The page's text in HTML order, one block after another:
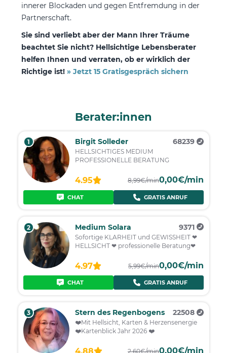
innerer Blockaden und gegen Entfremdung in der
Partnerschaft.
Sie sind verliebt aber der Mann Ihrer Träume
beachtet Sie nicht? Hellsichtige Lebensberater
helfen Ihnen und verraten, ob er wirklich der
Richtige ist! » Jetzt 15 Gratisgespräch sichern
Berater:innen
1 Birgit Solleder 68239
HELLSICHTIGES MEDIUM
PROFESSIONELLE BERATUNG
4.95 8,99€/min0,00€/min
CHAT GRATIS ANRUF
2 Medium Solara 9371
Sofortige KLARHEIT und GEWISSHEIT ❤
HELLSICHT ❤ professionelle Beratung❤
4.97 5,99€/min0,00€/min
CHAT GRATIS ANRUF
3 Stern des Regenbogens 22508
❤️Mit Hellsicht, Karten & Herzensenergie
❤️Kartenblick Jahr 2026 ❤️
2,60€/min0,00€/min